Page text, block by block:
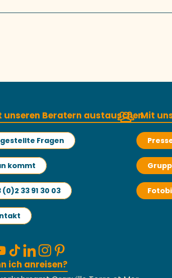
unseren Beratern austauschen
Fragen
kommt
(0)2 33 91 30 03
Mit
ich anreisen?